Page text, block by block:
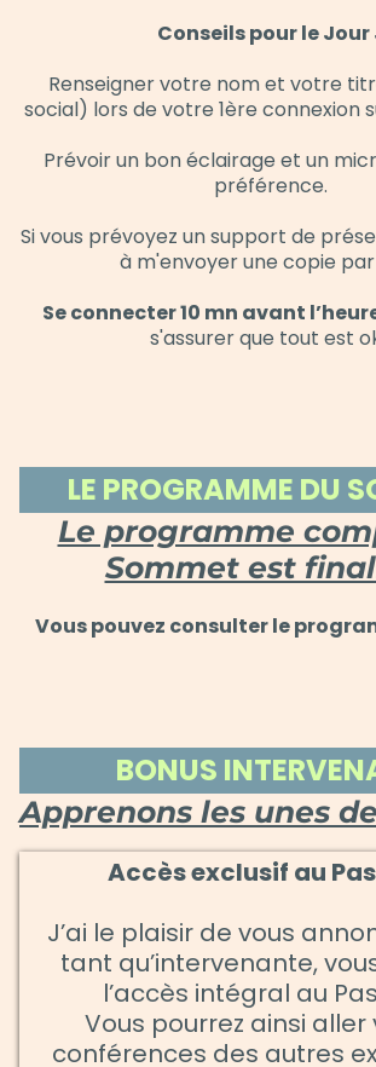
Conseils pour le Jour
Renseigner votre nom et votre
social) lors de votre 1ère connexion
Prévoir un bon éclairage et un
préférence.
Si vous prévoyez un support de
à m'envoyer une copie
Se connecter 10 mn avant
s'assurer que tout est
LE PROGRAMME DU
Le programme
Sommet est
Vous pouvez consulter le
BONUS
Apprenons les unes
Accès exclusif au
J’ai le plaisir de vous
tant qu’intervenante,
l’accès intégral au
Vous pourrez ainsi aller
conférences des autres